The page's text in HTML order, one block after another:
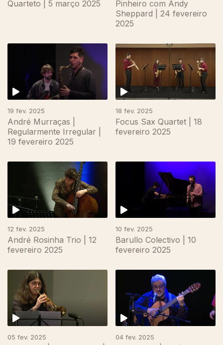
Quarteto | 5 março 2025
Pinheiro com Andy
Sheppard | 24 fevereiro
2025
19 fev. 2025
André Murraças |
Regularmente Irregular |
19 fevereiro 2025
18 fev. 2025
Focus Sax Quartet | 18
fevereiro 2025
12 fev. 2025
André Rosinha Trio | 12
fevereiro 2025
10 fev. 2025
Barullo Colectivo | 10
fevereiro 2025
05 fev. 2025 04 fev. 2025
828851